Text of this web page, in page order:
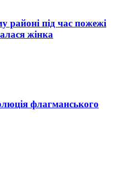
районі під час пожежі
жінка
флагманського